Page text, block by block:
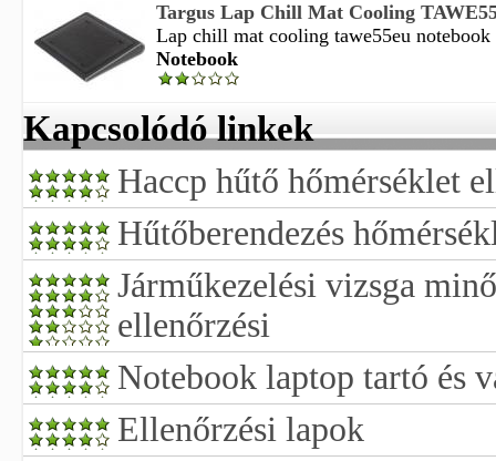
Targus Lap Chill Mat Cooling
Lap chill mat cooling tawe55eu notebook
Notebook
Kapcsolódó linkek
Haccp hűtő hőmérséklet
Hűtőberendezés
Járműkezelési vizsga
ellenőrzési
Notebook laptop tartó és
Ellenőrzési lapok